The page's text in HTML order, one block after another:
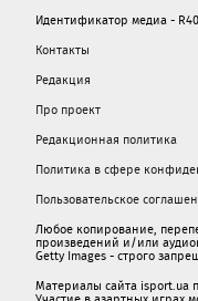
Идентификатор медиа -
Контакты
Редакция
Про проект
Редакционная политика
Политика в сфере
Пользовательское
Любое копирование,
произведений и/или
Getty Images - строго
Материалы сайта isport.ua